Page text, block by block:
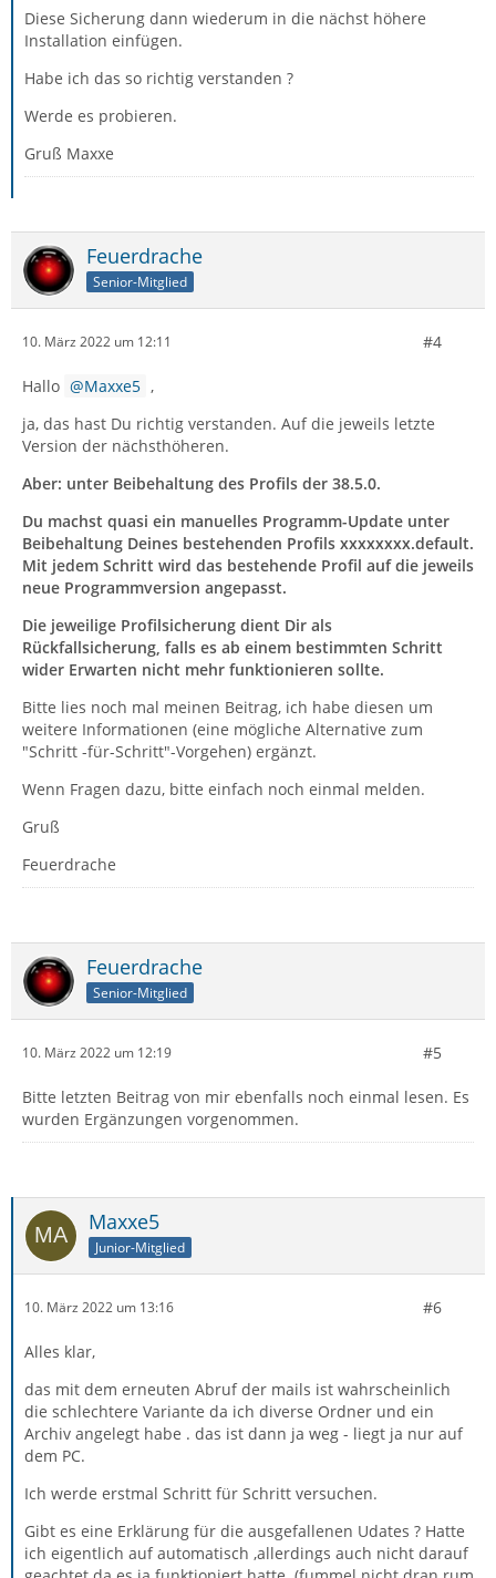
Diese Sicherung dann wiederum in die nächst höhere
Installation einfügen.
Habe ich das so richtig verstanden ?
Werde es probieren.
Gruß Maxxe
Feuerdrache
Senior-Mitglied
10. März 2022 um 12:11 #4
Hallo Maxxe5 ,
ja, das hast Du richtig verstanden. Auf die jeweils letzte
Version der nächsthöheren.
Aber: unter Beibehaltung des Profils der 38.5.0.
Du machst quasi ein manuelles Programm-Update unter
Beibehaltung Deines bestehenden Profils xxxxxxxx.default.
Mit jedem Schritt wird das bestehende Profil auf die jeweils
neue Programmversion angepasst.
Die jeweilige Profilsicherung dient Dir als
Rückfallsicherung, falls es ab einem bestimmten Schritt
wider Erwarten nicht mehr funktionieren sollte.
Bitte lies noch mal meinen Beitrag, ich habe diesen um
weitere Informationen (eine mögliche Alternative zum
"Schritt -für-Schritt"-Vorgehen) ergänzt.
Wenn Fragen dazu, bitte einfach noch einmal melden.
Gruß
Feuerdrache
Feuerdrache
Senior-Mitglied
10. März 2022 um 12:19 #5
Bitte letzten Beitrag von mir ebenfalls noch einmal lesen. Es
wurden Ergänzungen vorgenommen.
Maxxe5
Junior-Mitglied
10. März 2022 um 13:16 #6
Alles klar,
das mit dem erneuten Abruf der mails ist wahrscheinlich
die schlechtere Variante da ich diverse Ordner und ein
Archiv angelegt habe . das ist dann ja weg - liegt ja nur auf
dem PC.
Ich werde erstmal Schritt für Schritt versuchen.
Gibt es eine Erklärung für die ausgefallenen Udates ? Hatte
ich eigentlich auf automatisch ,allerdings auch nicht darauf